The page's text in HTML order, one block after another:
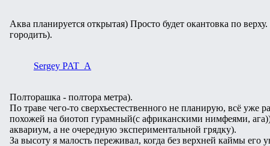
Аква планируется открытая) Просто будет окантовка по
городить).
Sergey PAT_A
Полторашка - полтора метра).
По траве чего-то сверхъестественного не планирую, всё уже
похожей на биотоп гурамный(с африканскими нимфеями,
аквариум, а не очередную экспериментальной грядку).
За высоту я малость переживал, когда без верхней каймы